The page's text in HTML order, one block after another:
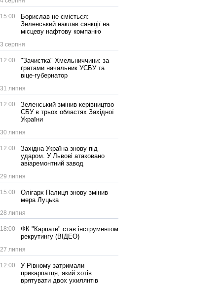
15:00
Борислав не сміється:
Зеленський наклав санкції на
місцеву нафтову компанію
3 серпня
12:00
"Зачистка" Хмельниччини: за
ґратами начальник УСБУ та
віце-губернатор
31 липня
12:00
Зеленський змінив керівництво
СБУ в трьох областях Західної
України
30 липня
12:00
Західна Україна знову під
ударом. У Львові атаковано
авіаремонтний завод
29 липня
15:00
Олігарх Палиця знову змінив
мера Луцька
28 липня
18:00
ФК "Карпати" став інструментом
рекрутингу (ВІДЕО)
27 липня
12:00
У Рівному затримали
прикарпатця, який хотів
врятувати двох ухилянтів